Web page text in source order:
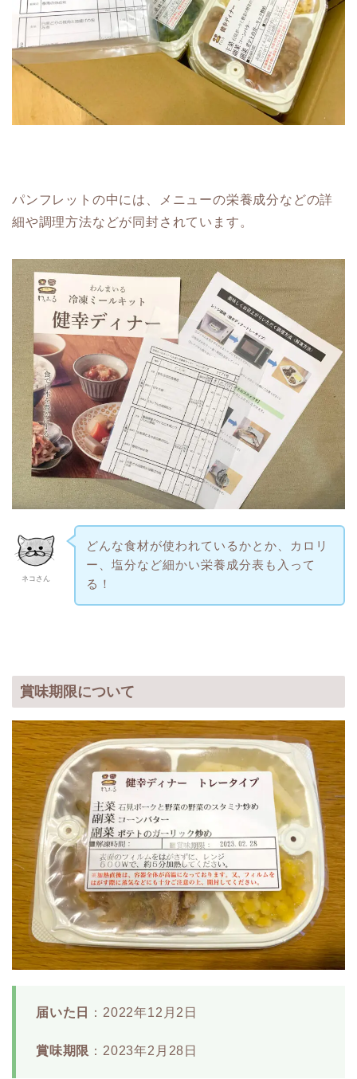
パンフレットの中には、メニューの栄養成分などの詳
細や調理方法などが同封されています。
ネコさん
どんな食材が使われているかとか、カロリ
ー、塩分など細かい栄養成分表も入って
る！
賞味期限について
届いた日 ：2022年12月2日
賞味期限 ：2023年2月28日